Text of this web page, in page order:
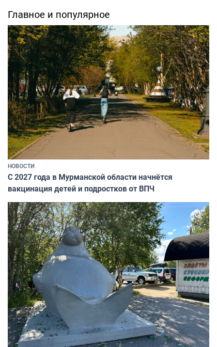
Главное и популярное
НОВОСТИ
С 2027 года в Мурманской области начнётся
вакцинация детей и подростков от ВПЧ